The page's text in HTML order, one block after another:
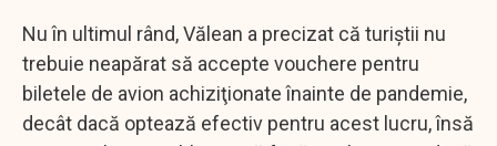
Nu în ultimul rând, Vălean a precizat că turiştii nu
trebuie neapărat să accepte vouchere pentru
biletele de avion achiziţionate înainte de pandemie,
decât dacă optează efectiv pentru acest lucru, însă